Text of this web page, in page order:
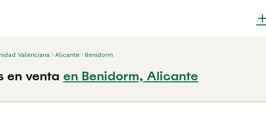
Valenciana Alicante Benidorm
en venta en Benidorm, Alicante